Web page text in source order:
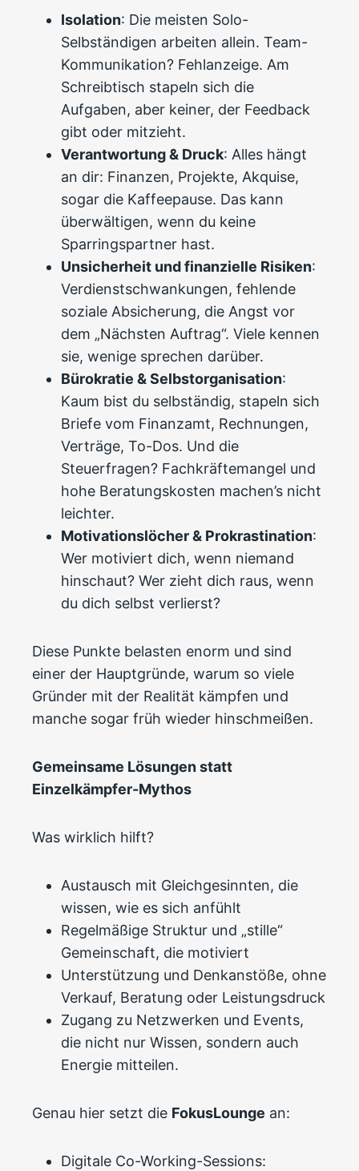
Isolation: Die meisten Solo-
Selbständigen arbeiten allein. Team-
Kommunikation? Fehlanzeige. Am
Schreibtisch stapeln sich die
Aufgaben, aber keiner, der Feedback
gibt oder mitzieht.
Verantwortung & Druck: Alles hängt
an dir: Finanzen, Projekte, Akquise,
sogar die Kaffeepause. Das kann
überwältigen, wenn du keine
Sparringspartner hast.
Unsicherheit und finanzielle Risiken:
Verdienstschwankungen, fehlende
soziale Absicherung, die Angst vor
dem „Nächsten Auftrag“. Viele kennen
sie, wenige sprechen darüber.
Bürokratie & Selbstorganisation:
Kaum bist du selbständig, stapeln sich
Briefe vom Finanzamt, Rechnungen,
Verträge, To-Dos. Und die
Steuerfragen? Fachkräftemangel und
hohe Beratungskosten machen’s nicht
leichter.
Motivationslöcher & Prokrastination:
Wer motiviert dich, wenn niemand
hinschaut? Wer zieht dich raus, wenn
du dich selbst verlierst?
Diese Punkte belasten enorm und sind
einer der Hauptgründe, warum so viele
Gründer mit der Realität kämpfen und
manche sogar früh wieder hinschmeißen.
Gemeinsame Lösungen statt
Einzelkämpfer-Mythos
Was wirklich hilft?
Austausch mit Gleichgesinnten, die
wissen, wie es sich anfühlt
Regelmäßige Struktur und „stille“
Gemeinschaft, die motiviert
Unterstützung und Denkanstöße, ohne
Verkauf, Beratung oder Leistungsdruck
Zugang zu Netzwerken und Events,
die nicht nur Wissen, sondern auch
Energie mitteilen.
Genau hier setzt die FokusLounge an:
Digitale Co-Working-Sessions: